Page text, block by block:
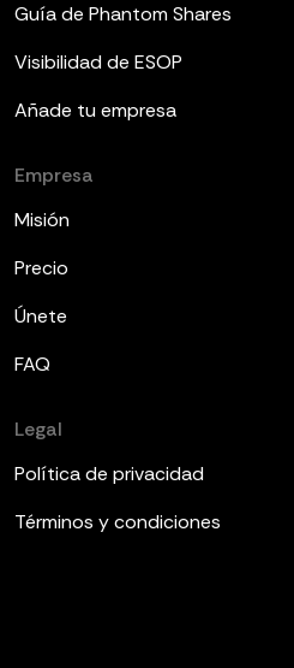
Guía de Phantom Shares
Visibilidad de ESOP
Añade tu empresa
Empresa
Misión
Precio
Únete
FAQ
Legal
Política de privacidad
Términos y condiciones